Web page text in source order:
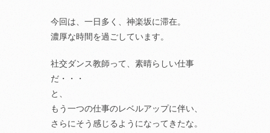
今回は、一日多く、神楽坂に滞在。
濃厚な時間を過ごしています。
社交ダンス教師って、素晴らしい仕事
だ・・・
と、
もう一つの仕事のレベルアップに伴い、
さらにそう感じるようになってきたな。